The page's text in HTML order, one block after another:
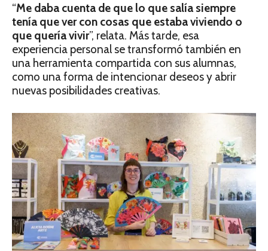
“Me daba cuenta de que lo que salía siempre
tenía que ver con cosas que estaba viviendo o
que quería vivir”, relata. Más tarde, esa
experiencia personal se transformó también en
una herramienta compartida con sus alumnas,
como una forma de intencionar deseos y abrir
nuevas posibilidades creativas.